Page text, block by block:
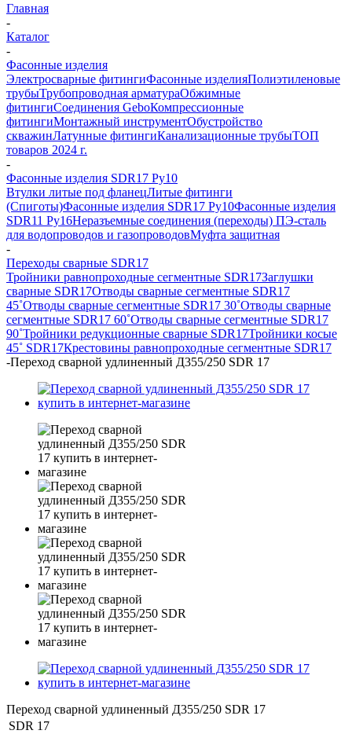
Главная
-
Каталог
-
Фасонные изделия
Электросварные фитингиФасонные изделияПолиэтиленовые
трубыТрубопроводная арматураОбжимные
фитингиСоединения GeboКомпрессионные
фитингиМонтажный инструментОбустройство
скважинЛатунные фитингиКанализационные трубыТОП
товаров 2024 г.
-
Фасонные изделия SDR17 Ру10
Втулки литые под фланецЛитые фитинги
(Спиготы)Фасонные изделия SDR17 Ру10Фасонные изделия
SDR11 Ру16Неразъемные соединения (переходы) ПЭ-сталь
для водопроводов и газопроводовМуфта защитная
-
Переходы сварные SDR17
Тройники равнопроходные сегментные SDR17Заглушки
сварные SDR17Отводы сварные сегментные SDR17
45˚Отводы сварные сегментные SDR17 30˚Отводы сварные
сегментные SDR17 60˚Отводы сварные сегментные SDR17
90˚Тройники редукционные сварные SDR17Тройники косые
45˚ SDR17Крестовины равнопроходные сегментные SDR17
-Переход сварной удлиненный Д355/250 SDR 17
Переход сварной удлиненный Д355/250 SDR 17
SDR 17